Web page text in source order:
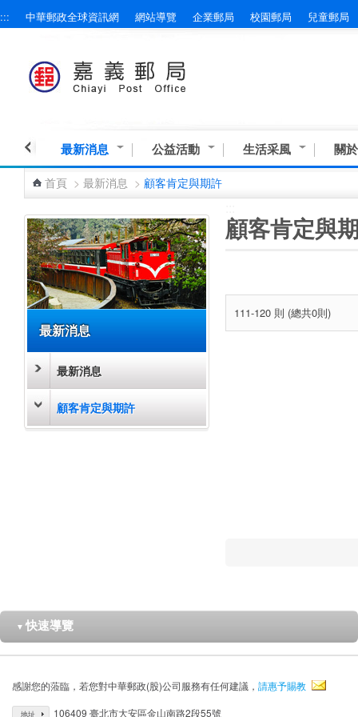
跳到主要內容區塊
::: 中華郵政全球資訊網 網站導覽 企業郵局 校園郵局 兒童郵局
最新消息 公益活動 生活采風 關
首頁 > 最新消息 > 顧客肯定與期許
最新消息
最新消息
顧客肯定與期許
顧客肯定與
111-120 則 (總共0則)
▼ 快速導覽
感謝您的蒞臨，若您對中華郵政(股)公司服務有任何建議， 請惠予賜教
地址 106409 臺北市大安區金山南路2段55號